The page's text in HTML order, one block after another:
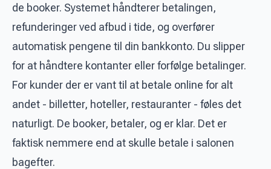
de booker. Systemet håndterer betalingen,
refunderinger ved afbud i tide, og overfører
automatisk pengene til din bankkonto. Du slipper
for at håndtere kontanter eller forfølge betalinger.
For kunder der er vant til at betale online for alt
andet - billetter, hoteller, restauranter - føles det
naturligt. De booker, betaler, og er klar. Det er
faktisk nemmere end at skulle betale i salonen
bagefter.